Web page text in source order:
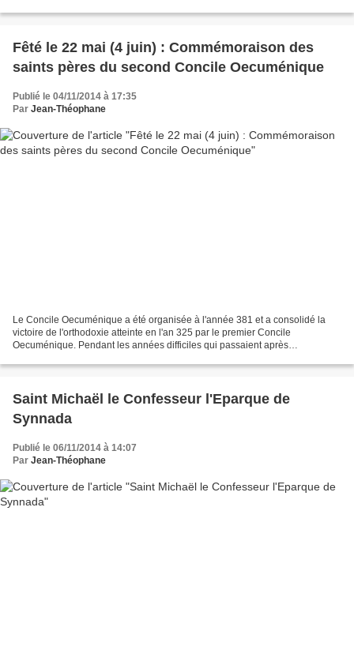
Fêté le 22 mai (4 juin) : Commémoraison des
saints pères du second Concile Oecuménique
Publié le 04/11/2014 à 17:35
Par Jean-Théophane
Le Concile Oecuménique a été organisée à l'année 381 et a consolidé la
victoire de l'orthodoxie atteinte en l'an 325 par le premier Concile
Oecuménique. Pendant les années difficiles qui passaient après
Saint Michaël le Confesseur l'Eparque de
Synnada
Publié le 06/11/2014 à 14:07
Par Jean-Théophane